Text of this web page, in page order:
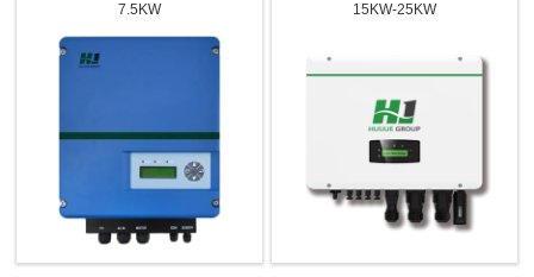
7.5KW 15KW-25KW
Semu quì per risponde à e vostre dumande è furnisce e soluzioni energetiche chì si
adattanu megliu à i vostri bisogni.